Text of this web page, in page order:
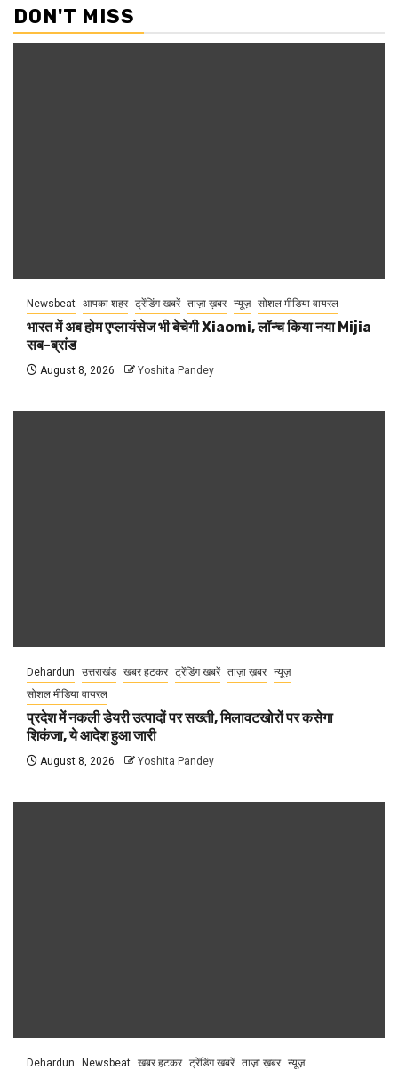
DON'T MISS
Newsbeat आपका शहर ट्रेंडिंग खबरें ताज़ा ख़बर न्यूज़ सोशल मीडिया वायरल
भारत में अब होम एप्लायंसेज भी बेचेगी Xiaomi, लॉन्च किया नया Mijia
सब-ब्रांड
August 8, 2026 Yoshita Pandey
Dehardun उत्तराखंड खबर हटकर ट्रेंडिंग खबरें ताज़ा ख़बर न्यूज़
सोशल मीडिया वायरल
प्रदेश में नकली डेयरी उत्पादों पर सख्ती, मिलावटखोरों पर कसेगा
शिकंजा, ये आदेश हुआ जारी
August 8, 2026 Yoshita Pandey
Dehardun Newsbeat खबर हटकर ट्रेंडिंग खबरें ताज़ा ख़बर न्यूज़